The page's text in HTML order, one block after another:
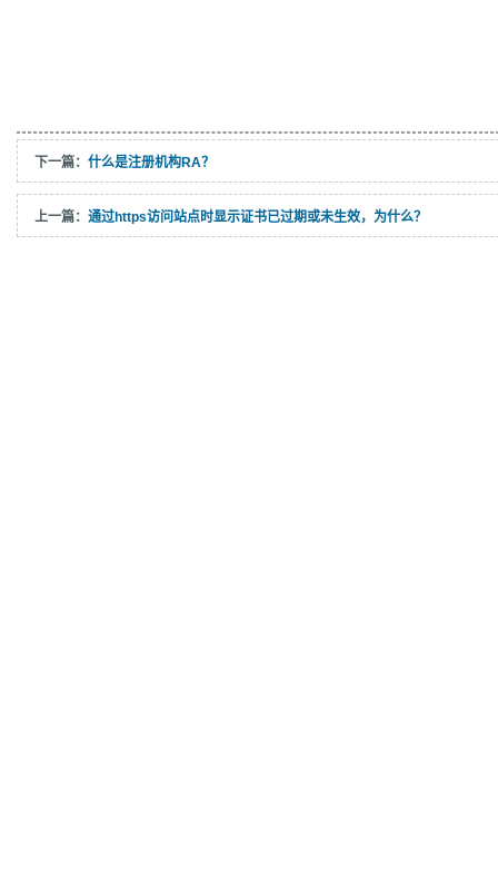
下一篇： 什么是注册机构RA？
上一篇： 通过https访问站点时显示证书已过期或未生效，为什么？